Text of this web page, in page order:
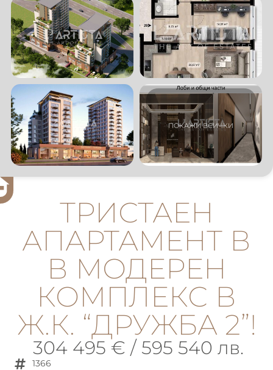
ТРИСТАЕН
АПАРТАМЕНТ В
В МОДЕРЕН
КОМПЛЕКС В
Ж.К. “ДРУЖБА 2”!
304 495 € / 595 540 лв.
1366